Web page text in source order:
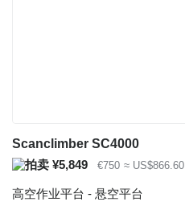
Scanclimber SC4000
¥5,849
€750 ≈ US$866.60
高空作业平台 - 悬空平台